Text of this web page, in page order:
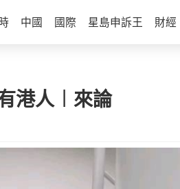
中國 國際 星島申訴王 財經
港人︱來論